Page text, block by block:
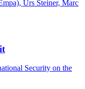
Urs Steiner, Marc
Security on the